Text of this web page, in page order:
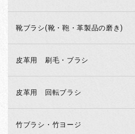
靴ブラシ(靴・鞄・革製品の磨き)
皮革用 刷毛・ブラシ
皮革用 回転ブラシ
竹ブラシ・竹ヨージ